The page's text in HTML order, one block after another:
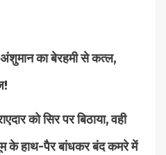
का बेरहमी से कत्ल,
को सिर पर बिठाया, वही
के हाथ-पैर बांधकर बंद कमरे में